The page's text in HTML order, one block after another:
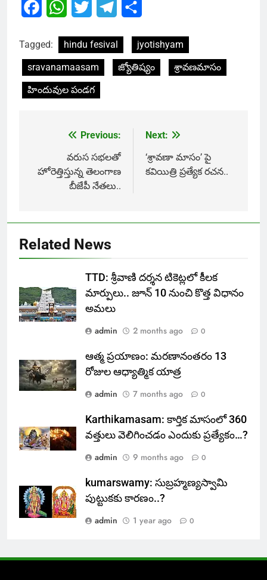
FacebookWhatsApp
Twitter Telegram
Tagged: hindu fesival
jyotishyam
sravanamaasam
జ్యోతిష్యం
శ్రావణమాసం
హిందువుల పండగ
navigation
Previous:
వరుస సభలతో
హోరెత్తిస్తున్న తెలంగాణ
బీజేపీ నేతలు..
Next:
‘శ్రావణా మాసం’ పై
కవియిత్రి ప్రత్యేక రచన..
Related News
TTD: శ్రీవాణి దర్శన టికెట్లలో కీలక
మార్పులు.. జూన్ 10 నుంచి కొత్త విధానం
అమలు
admin
2 months ago 0
ఆత్మ ప్రయాణం: మరణానంతరం 13
రోజుల ఆధ్యాత్మిక యాత్ర
admin
7 months ago 0
Karthikamasam: కార్తిక మాసంలో 360
వత్తులు వెలిగించడం ఎందుకు ప్రత్యేకం…?
admin
9 months ago 0
kumarswamy: సుబ్రహ్మణ్యస్వామి
పుట్టుకకు కారణం..?
admin
1 year ago 0